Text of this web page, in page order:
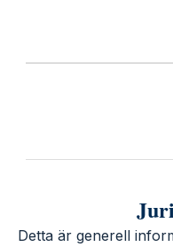
Detta är generell